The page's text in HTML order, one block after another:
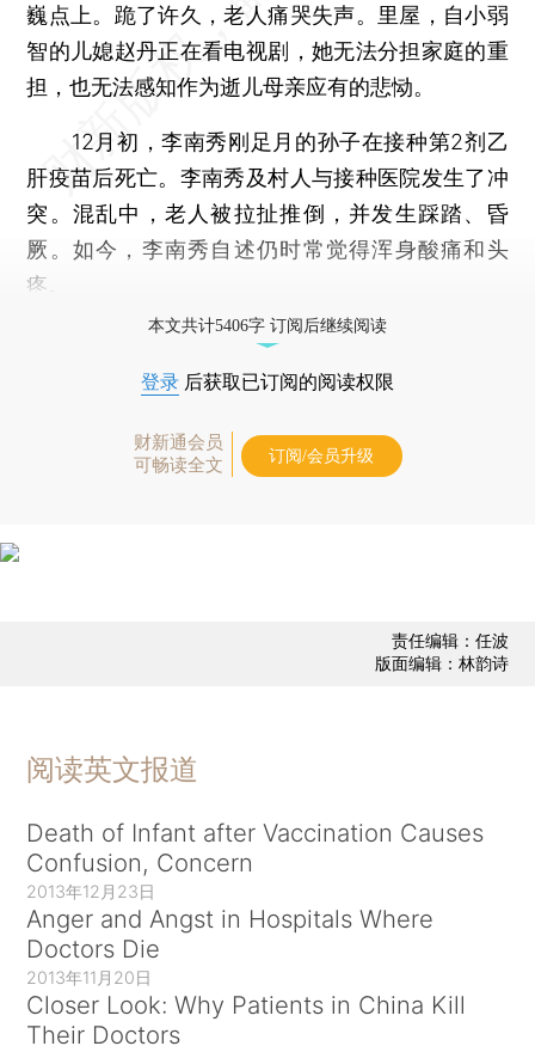
巍点上。跪了许久，老人痛哭失声。里屋，自小弱
智的儿媳赵丹正在看电视剧，她无法分担家庭的重
担，也无法感知作为逝儿母亲应有的悲恸。
12月初，李南秀刚足月的孙子在接种第2剂乙
肝疫苗后死亡。李南秀及村人与接种医院发生了冲
突。混乱中，老人被拉扯推倒，并发生踩踏、昏
厥。如今，李南秀自述仍时常觉得浑身酸痛和头
疼。
本文共计5406字 订阅后继续阅读
登录 后获取已订阅的阅读权限
财新通会员
可畅读全文
订阅/会员升级
责任编辑：任波
版面编辑：林韵诗
阅读英文报道
Death of Infant after Vaccination Causes
Confusion, Concern
2013年12月23日
Anger and Angst in Hospitals Where
Doctors Die
2013年11月20日
Closer Look: Why Patients in China Kill
Their Doctors